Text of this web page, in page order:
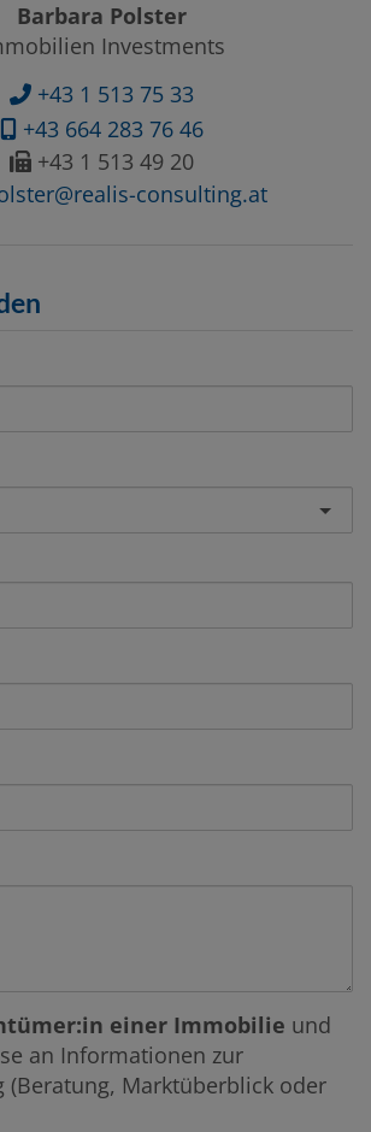
Barbara Polster
Investments
+43 1 513 75 33
+43 664 283 76 46
+43 1 513 49 20
consulting.at
einer Immobilie und
an Informationen zur
(Beratung, Marktüberblick oder